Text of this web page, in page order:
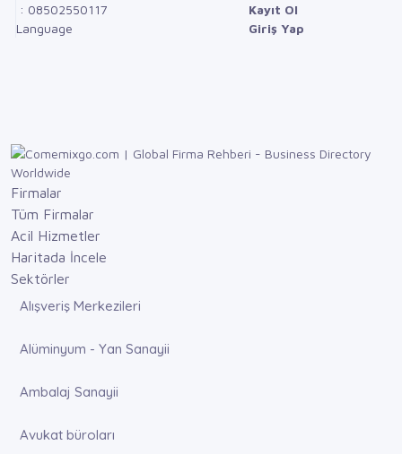
: 08502550117
Language
Kayıt Ol
Giriş Yap
Firmalar
Tüm Firmalar
Acil Hizmetler
Haritada İncele
Sektörler
Alışveriş Merkezileri
Alüminyum - Yan Sanayii
Ambalaj Sanayii
Avukat büroları